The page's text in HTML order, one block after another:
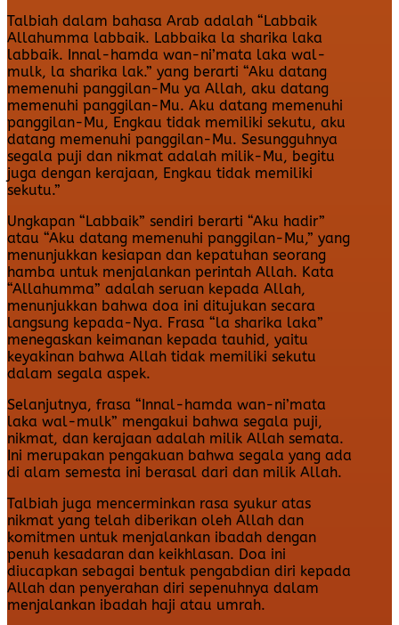
Talbiah dalam bahasa Arab adalah “Labbaik
Allahumma labbaik. Labbaika la sharika laka
labbaik. Innal-hamda wan-ni’mata laka wal-
mulk, la sharika lak.” yang berarti “Aku datang
memenuhi panggilan-Mu ya Allah, aku datang
memenuhi panggilan-Mu. Aku datang memenuhi
panggilan-Mu, Engkau tidak memiliki sekutu, aku
datang memenuhi panggilan-Mu. Sesungguhnya
segala puji dan nikmat adalah milik-Mu, begitu
juga dengan kerajaan, Engkau tidak memiliki
sekutu.”
Ungkapan “Labbaik” sendiri berarti “Aku hadir”
atau “Aku datang memenuhi panggilan-Mu,” yang
menunjukkan kesiapan dan kepatuhan seorang
hamba untuk menjalankan perintah Allah. Kata
“Allahumma” adalah seruan kepada Allah,
menunjukkan bahwa doa ini ditujukan secara
langsung kepada-Nya. Frasa “la sharika laka”
menegaskan keimanan kepada tauhid, yaitu
keyakinan bahwa Allah tidak memiliki sekutu
dalam segala aspek.
Selanjutnya, frasa “Innal-hamda wan-ni’mata
laka wal-mulk” mengakui bahwa segala puji,
nikmat, dan kerajaan adalah milik Allah semata.
Ini merupakan pengakuan bahwa segala yang ada
di alam semesta ini berasal dari dan milik Allah.
Talbiah juga mencerminkan rasa syukur atas
nikmat yang telah diberikan oleh Allah dan
komitmen untuk menjalankan ibadah dengan
penuh kesadaran dan keikhlasan. Doa ini
diucapkan sebagai bentuk pengabdian diri kepada
Allah dan penyerahan diri sepenuhnya dalam
menjalankan ibadah haji atau umrah.